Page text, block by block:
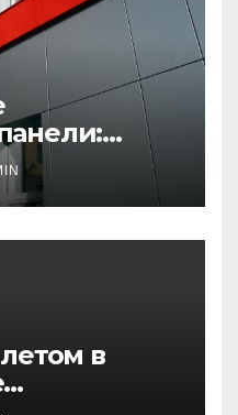
решение
и дизайна
в